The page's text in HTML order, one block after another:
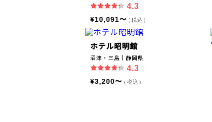
4.3
¥10,091〜（税込）
ホテル昭明館
沼津・三島｜静岡県
4.3
¥3,200〜（税込）